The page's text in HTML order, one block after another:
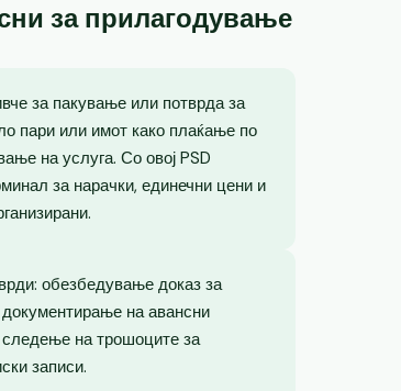
за прилагодување
за пакување или потврда за
пари или имот како плаќање по
на услуга. Со овој PSD
за нарачки, единечни цени и
обезбедување доказ за
на авансни
на трошоците за
записи.